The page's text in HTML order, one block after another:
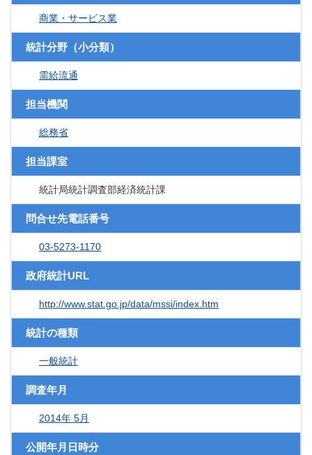
商業・サービス業
統計分野（小分類）
需給流通
担当機関
総務省
担当課室
統計局統計調査部経済統計課
問合せ先電話番号
03-5273-1170
政府統計URL
http://www.stat.go.jp/data/mssi/index.htm
統計の種類
一般統計
調査年月
2014年 5月
公開年月日時分